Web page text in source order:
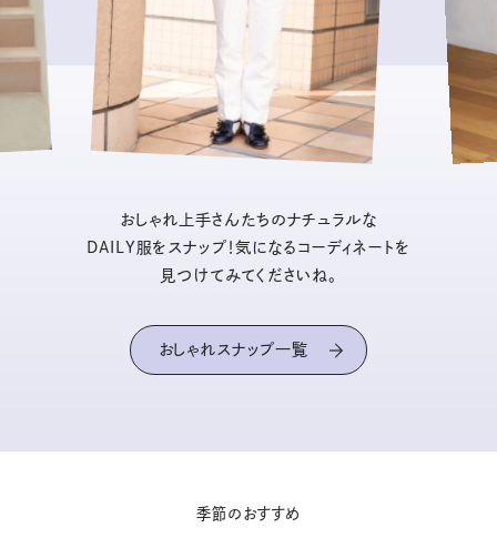
おしゃれ上手さんたちのナチュラルな
DAILY服をスナップ！気になるコーディネートを
見つけてみてくださいね。
おしゃれスナップ一覧
季節のおすすめ